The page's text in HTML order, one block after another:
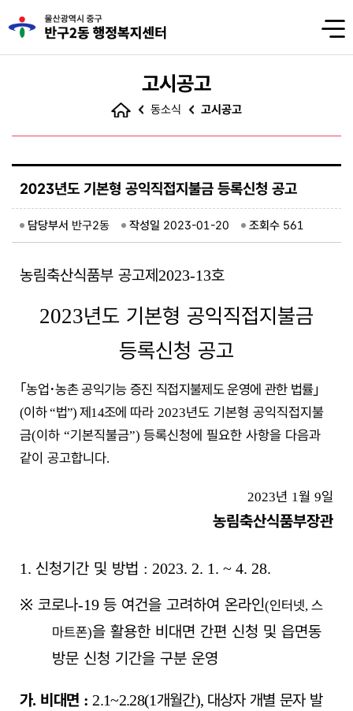
고시공고
동소식 고시공고
2023년도 기본형 공익직접지불금 등록신청 공고
담당부서 반구2동 작성일 2023-01-20 조회수 561
농림축산식품부 공고제2023-13호
2023년도 기본형 공익직접지불금
등록신청 공고
｢농업 ･농촌 공익기능 증진 직접지불제도 운영에 관한 법률｣
(이하“법”)제 14조에 따라 2023년도 기본형 공익직접지불
금(이하 “기본직불금”) 등록신청에 필요한 사항을 다음과
같이 공고합니다.
2023년 1월 9일
농림축산식품부장관
1. 신청기간 및 방법 : 2023. 2. 1. ~ 4. 28.
※ 코로나-19 등 여건을 고려하여 온라인(인터넷, 스
마트폰)을 활용한 비대면 간편 신청 및 읍면동
방문 신청 기간을 구분 운영
가. 비대면 : 2.1~2.28(1개월간), 대상자 개별 문자 발